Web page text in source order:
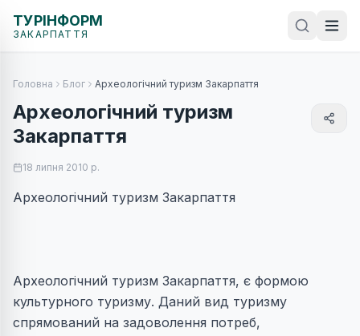
ТУРІНФОРМ
ЗАКАРПАТТЯ
Головна Блог Археологічний туризм Закарпаття
Археологічний туризм
Закарпаття
18 липня 2010 р.
Археологічний туризм Закарпаття
Археологічний туризм Закарпаття, є формою
культурного туризму. Даний вид туризму
спрямований на задоволення потреб,